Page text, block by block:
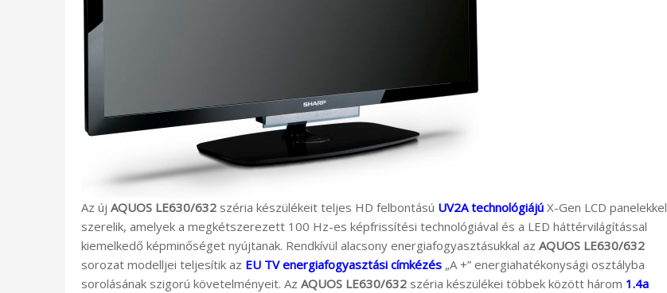
Az új AQUOS LE630/632 széria készülékeit teljes HD felbontású UV2A technológiájú X-Gen LCD panelekkel
szerelik, amelyek a megkétszerezett 100 Hz-es képfrissítési technológiával és a LED háttérvilágítással
kiemelkedő képminőséget nyújtanak. Rendkívül alacsony energiafogyasztásukkal az AQUOS LE630/632
sorozat modelljei teljesítik az EU TV energiafogyasztási címkézés „A +” energiahatékonysági osztályba
sorolásának szigorú követelményeit. Az AQUOS LE630/632 széria készülékei többek között három 1.4a